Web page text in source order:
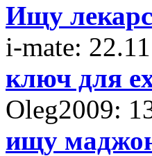
Ищу
i-mate:
ключ для
Oleg2009:
ищу